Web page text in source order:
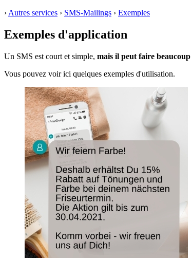
› Autres services › SMS-Mailings › Exemples
Exemples d'application
Un SMS est court et simple, mais il peut faire beaucoup
Vous pouvez voir ici quelques exemples d'utilisation.